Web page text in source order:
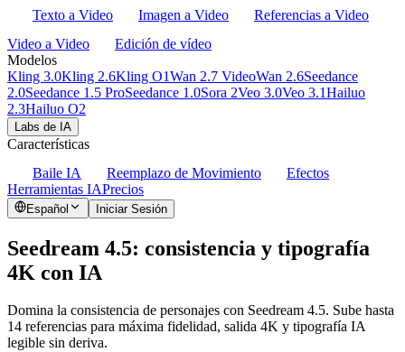
Texto a Video
Imagen a Video
Referencias a Video
Video a Video
Edición de vídeo
Modelos
Kling 3.0Kling 2.6Kling O1Wan 2.7 VideoWan 2.6Seedance
2.0Seedance 1.5 ProSeedance 1.0Sora 2Veo 3.0Veo 3.1Hailuo
2.3Hailuo O2
Labs de IA
Características
Baile IA
Reemplazo de Movimiento
Efectos
Herramientas IAPrecios
Español Iniciar Sesión
Seedream 4.5: consistencia y tipografía
4K con IA
Domina la consistencia de personajes con Seedream 4.5. Sube hasta
14 referencias para máxima fidelidad, salida 4K y tipografía IA
legible sin deriva.